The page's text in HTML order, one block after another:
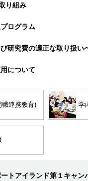
り組み
ログラム
研究費の適正な取り扱い
について
職連携教育) 学
トアイランド第１キャン